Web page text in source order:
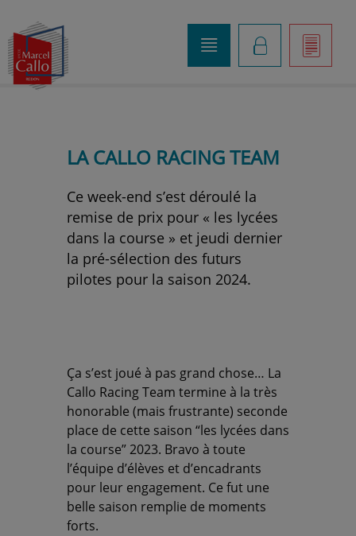
]
K
o
LA CALLO RACING TEAM
Ce week-end s’est déroulé la
remise de prix pour « les lycées
dans la course » et jeudi dernier
la pré-sélection des futurs
pilotes pour la saison 2024.
Ça s’est joué à pas grand chose… La
Callo Racing Team termine à la très
honorable (mais frustrante) seconde
place de cette saison “les lycées dans
la course” 2023. Bravo à toute
l’équipe d’élèves et d’encadrants
pour leur engagement. Ce fut une
belle saison remplie de moments
forts.